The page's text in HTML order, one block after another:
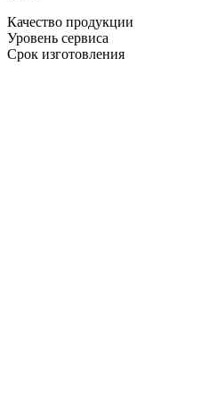
Качество продукции
Уровень сервиса
Срок изготовления